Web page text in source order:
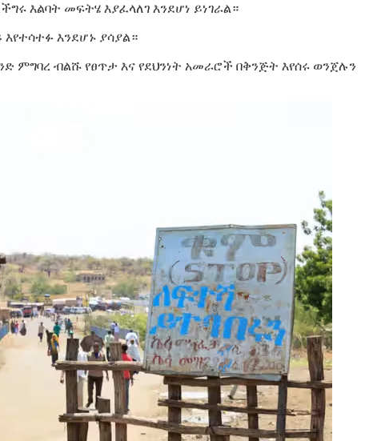
እልባት መፍትሄ እያፈላለገ እንደሆነ ይነገራል።
እንደሆኑ ያሳያል።
ምግባረ ብልሹ የፀጥታ እና የደህንነት አመራሮች በቅንጅት እየሰሩ ወንጀሉን